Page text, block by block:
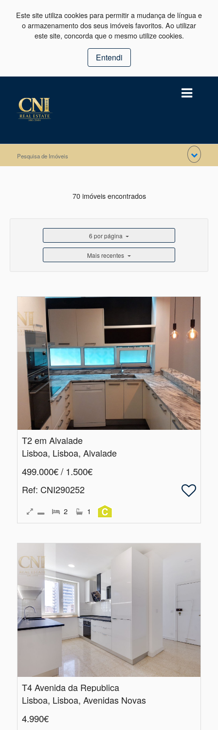
Este site utiliza cookies para permitir a mudança de língua e
o armazenamento dos seus imóveis favoritos. Ao utilizar
este site, concorda que o mesmo utilize cookies.
Entendi
Pesquisa de Imóveis
70 imóveis encontrados
6 por página
Mais recentes
T2 em Alvalade
Lisboa, Lisboa, Alvalade
499.000€ / 1.500€
Ref: CNI290252
2 1
T4 Avenida da Republica
Lisboa, Lisboa, Avenidas Novas
4.990€